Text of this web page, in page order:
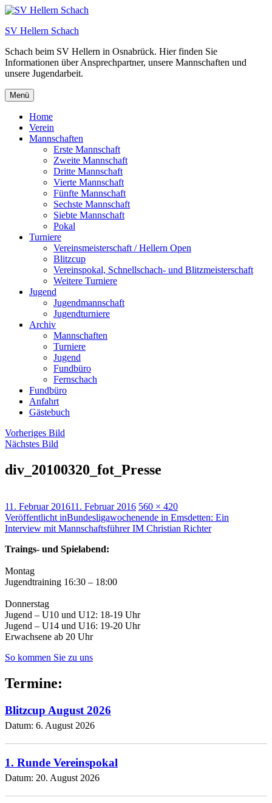
Zum
springen
SV Hellern Schach
Schach beim SV Hellern in Osnabrück. Hier finden Sie
Informationen über Ansprechpartner, unsere Mannschaften und
unsere Jugendarbeit.
Menü
Home
Verein
Mannschaften
Erste Mannschaft
Zweite Mannschaft
Dritte Mannschaft
Vierte Mannschaft
Fünfte Mannschaft
Sechste Mannschaft
Siebte Mannschaft
Pokal
Turniere
Vereinsmeisterschaft / Hellern Open
Blitzcup
Vereinspokal, Schnellschach- und Blitzmeisterschaft
Weitere Turniere
Jugend
Jugendmannschaft
Jugendturniere
Archiv
Mannschaften
Turniere
Jugend
Fundbüro
Fernschach
Fundbüro
Anfahrt
Gästebuch
Vorheriges Bild
Nächstes Bild
div_20100320_fot_Presse
Veröffentlicht
am
11. Februar 201611. Februar 2016 Volle
Größe
560 × 420
Beitragsnavigation
Veröffentlicht inBundesligawochenende in Emsdetten: Ein
Interview mit Mannschaftsführer IM Christian Richter
Traings- und Spielabend:
Montag
Jugendtraining 16:30 – 18:00
Donnerstag
Jugend – U10 und U12: 18-19 Uhr
Jugend – U14 und U16: 19-20 Uhr
Erwachsene ab 20 Uhr
So kommen Sie zu uns
Termine:
Blitzcup August 2026
Datum: 6. August 2026
1. Runde Vereinspokal
Datum: 20. August 2026